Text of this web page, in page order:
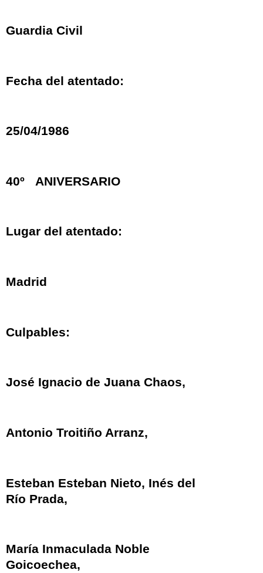
Guardia Civil
Fecha del atentado:
25/04/1986
40º ANIVERSARIO
Lugar del atentado:
Madrid
Culpables:
José Ignacio de Juana Chaos,
Antonio Troitiño Arranz,
Esteban Esteban Nieto, Inés del
Río Prada,
María Inmaculada Noble
Goicoechea,